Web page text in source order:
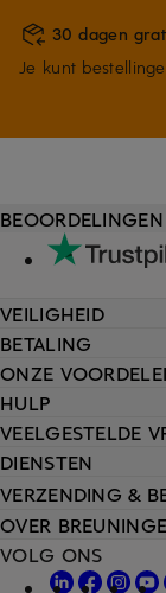
30 dagen
Je kunt
HULP
VEELGESTELDE
DIENSTEN
VERZENDING &
VEILIGHEID
BETALING
ONZE
OVER
VOLG ONS